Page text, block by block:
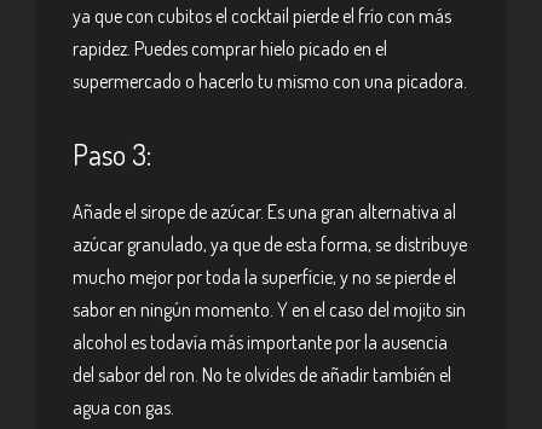
ya que con cubitos el cocktail pierde el frío con más
rapidez. Puedes comprar hielo picado en el
supermercado o hacerlo tu mismo con una picadora.
Paso 3:
Añade el sirope de azúcar. Es una gran alternativa al
azúcar granulado, ya que de esta forma, se distribuye
mucho mejor por toda la superfície, y no se pierde el
sabor en ningún momento. Y en el caso del mojito sin
alcohol es todavía más importante por la ausencia
del sabor del ron. No te olvides de añadir también el
agua con gas.